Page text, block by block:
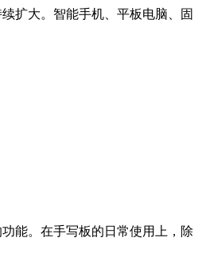
扩大。智能手机、平板电脑、固
能。在手写板的日常使用上，除